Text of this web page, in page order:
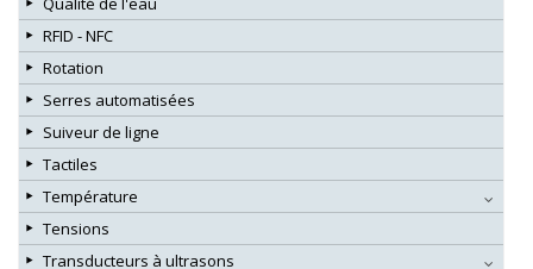
RFID - NFC
Rotation
Serres automatisées
Suiveur de ligne
Tactiles
Température
Tensions
Transducteurs à ultrasons